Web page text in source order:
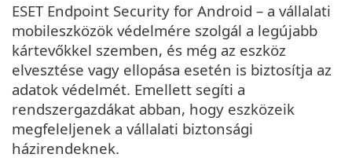
ESET Endpoint Security for Android – a vállalati
mobileszközök védelmére szolgál a legújabb
kártevőkkel szemben, és még az eszköz
elvesztése vagy ellopása esetén is biztosítja az
adatok védelmét. Emellett segíti a
rendszergazdákat abban, hogy eszközeik
megfeleljenek a vállalati biztonsági
házirendeknek.